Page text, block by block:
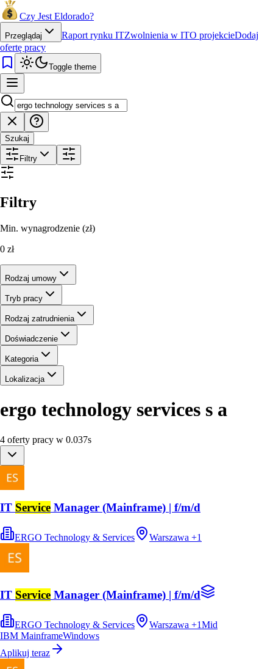
Czy Jest Eldorado?
Przeglądaj Raport rynku ITZwolnienia w ITO projekcieDodaj
ofertę pracy
Toggle theme
Szukaj
Filtry
Filtry
Min. wynagrodzenie (zł)
0 zł
Rodzaj umowy
Tryb pracy
Rodzaj zatrudnienia
Doświadczenie
Kategoria
Lokalizacja
ergo technology services s a
4 oferty pracy w 0.037s
IT Service Manager (Mainframe) | f/m/d
ERGO Technology & Services Warszawa +1
IT Service Manager (Mainframe) | f/m/d
ERGO Technology & Services Warszawa +1Mid
IBM MainframeWindows
Aplikuj teraz